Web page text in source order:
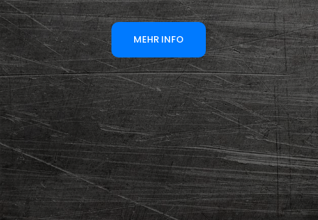
MEHR INFO